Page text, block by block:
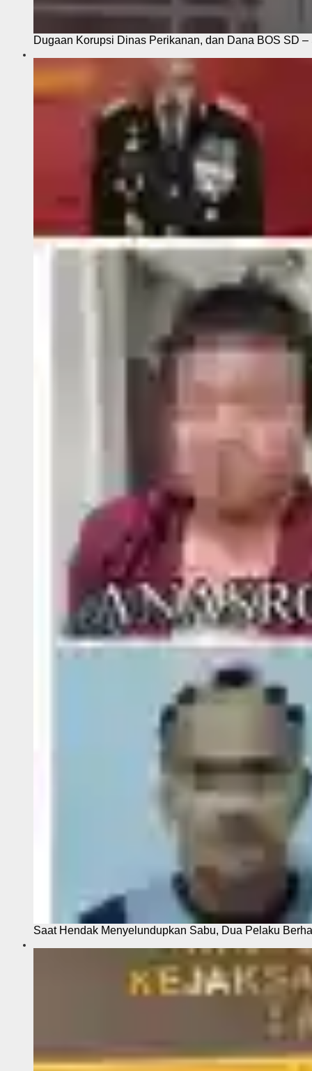
Dugaan Korupsi Dinas Perikanan, dan Dana BOS SD
Saat Hendak Menyelundupkan Sabu, Dua Pelaku